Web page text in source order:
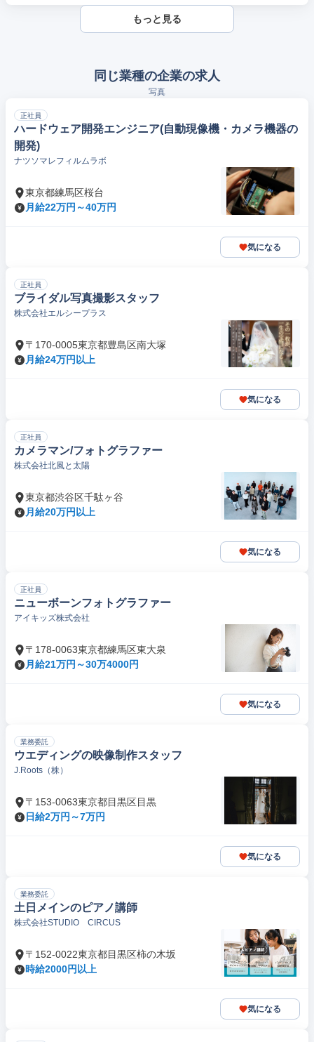
もっと見る
同じ業種の企業の求人
写真
正社員
ハードウェア開発エンジニア(自動現像機・カメラ機器の
開発)
ナツソマレフィルムラボ
東京都練馬区桜台
月給22万円～40万円
気になる
正社員
ブライダル写真撮影スタッフ
株式会社エルシープラス
〒170-0005東京都豊島区南大塚
月給24万円以上
気になる
正社員
カメラマン/フォトグラファー
株式会社北風と太陽
東京都渋谷区千駄ヶ谷
月給20万円以上
気になる
正社員
ニューボーンフォトグラファー
アイキッズ株式会社
〒178-0063東京都練馬区東大泉
月給21万円～30万4000円
気になる
業務委託
ウエディングの映像制作スタッフ
J.Roots（株）
〒153-0063東京都目黒区目黒
日給2万円～7万円
気になる
業務委託
土日メインのピアノ講師
株式会社STUDIO CIRCUS
〒152-0022東京都目黒区柿の木坂
時給2000円以上
気になる